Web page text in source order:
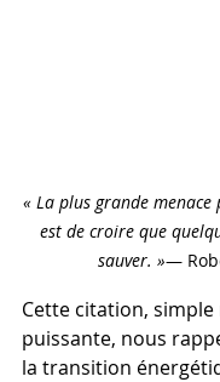
« La plus grande
est de croire que
sauver. »—
Cette citation, simple
puissante, nous
la transition